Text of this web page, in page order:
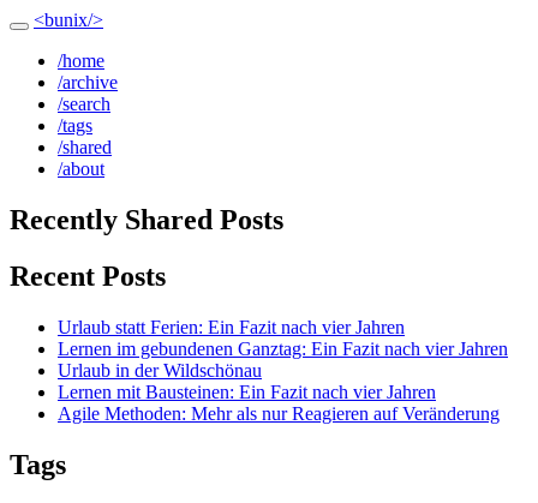
<bunix/>
/home
/archive
/search
/tags
/shared
/about
Recently Shared Posts
Recent Posts
Urlaub statt Ferien: Ein Fazit nach vier Jahren
Lernen im gebundenen Ganztag: Ein Fazit nach vier Jahren
Urlaub in der Wildschönau
Lernen mit Bausteinen: Ein Fazit nach vier Jahren
Agile Methoden: Mehr als nur Reagieren auf Veränderung
Tags